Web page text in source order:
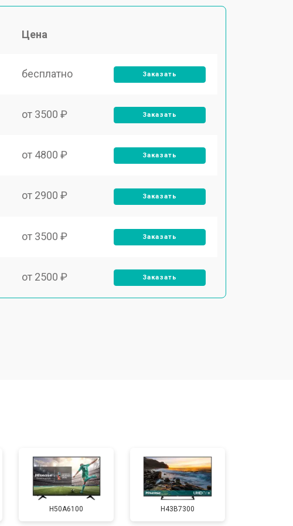
Цена
бесплатно Заказать
от 3500 ₽ Заказать
от 4800 ₽ Заказать
от 2900 ₽ Заказать
от 3500 ₽ Заказать
от 2500 ₽ Заказать
от 2600 ₽ Заказать
от 3500 ₽ Заказать
H50A6100 H43B7300